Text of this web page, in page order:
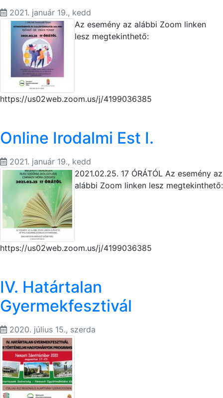
2021. január 19., kedd
Az esemény az alábbi Zoom linken
lesz megtekinthető:
https://us02web.zoom.us/j/4199036385
Online Irodalmi Est I.
2021. január 19., kedd
2021.02.25. 17 ÓRÁTÓL Az esemény az
alábbi Zoom linken lesz megtekinthető:
https://us02web.zoom.us/j/4199036385
IV. Határtalan
Gyermekfesztivál
2020. július 15., szerda